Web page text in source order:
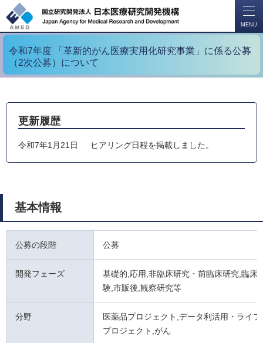
MENU
令和7年度 「革新的がん医療実用化研究事業」に係る公募
（2次公募）について
更新履歴
令和7年1月21日 ヒアリング日程を掲載しました。
基本情報
公募の段階 公募
開発フェーズ
基礎的,応用,非臨床研究・前臨床研究,臨床
験,市販後,観察研究等
分野
医薬品プロジェクト,データ利活用・ライ
プロジェクト,がん